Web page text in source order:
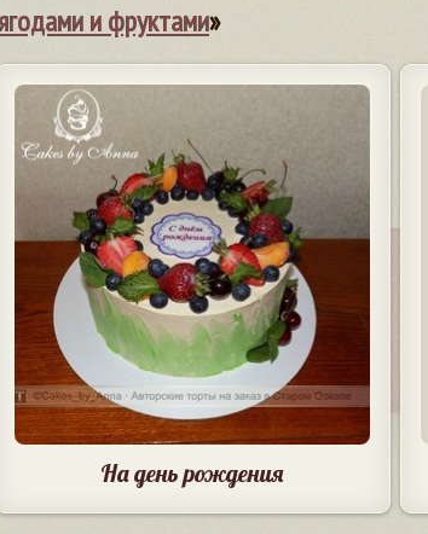
и фруктами»
На день рождения